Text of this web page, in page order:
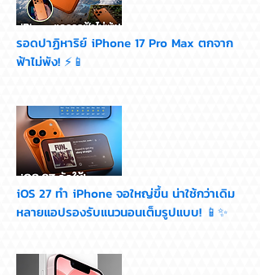
รอดปาฏิหาริย์ iPhone 17 Pro Max ตกจาก
ฟ้าไม่พัง! ⚡📱
iOS 27 ทำ iPhone จอใหญ่ขึ้น น่าใช้กว่าเดิม
หลายแอปรองรับแนวนอนเต็มรูปแบบ! 📱✨